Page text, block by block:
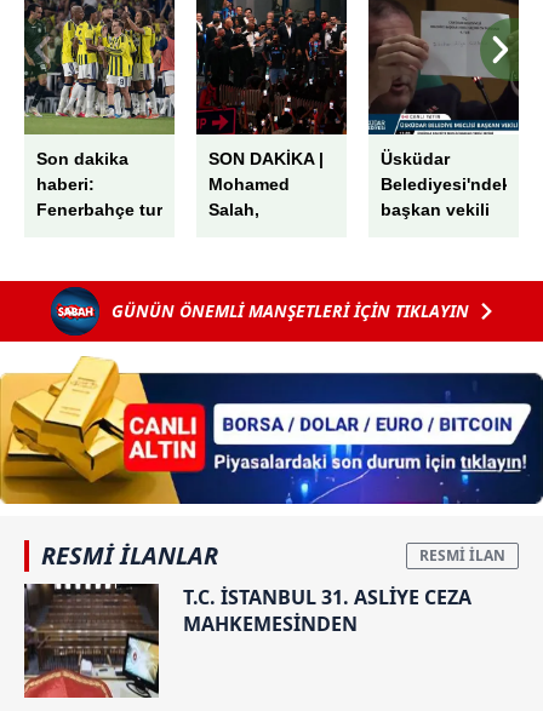
Son dakika
haberi:
Fenerbahçe tur
Graz’ı
İstanbul’da
devirdi
SON DAKİKA |
Mohamed
Salah,
muhteşem
karşılama
Üsküdar
Belediyesi'ndeki
başkan vekili
Parti'nin oyları
peş peşe iptal
GÜNÜN ÖNEMLİ MANŞETLERİ İÇİN TIKLAYIN
RESMİ İLANLAR
T.C. İSTANBUL 31. ASLİYE CEZA
MAHKEMESİNDEN